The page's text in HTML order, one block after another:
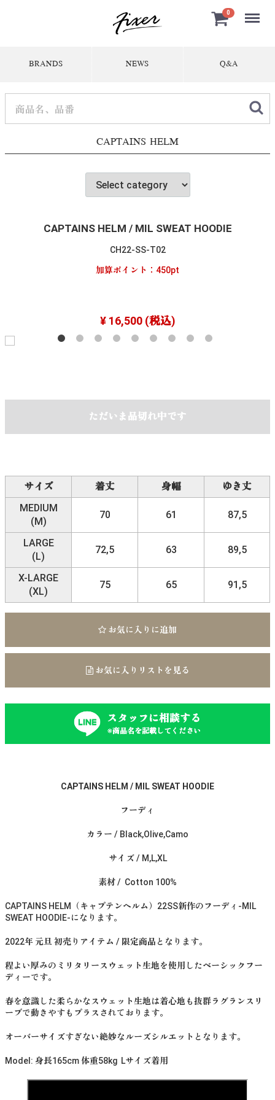
0 Menu
BRANDS NEWS Q&A
CAPTAINS HELM
CAPTAINS HELM / MIL SWEAT HOODIE
CH22-SS-T02
加算ポイント： 450pt
¥ 16,500(税込)
ただいま品切れ中です
サイズ 着丈 身幅
ゆき丈
MEDIUM
(M)
70 61 87,5
LARGE
(L)
72,5 63 89,5
X-LARGE
(XL)
75 65 91,5
お気に入りに追加
お気に入りリストを見る
スタッフに相談する
※商品名を記載してください
CAPTAINS HELM / MIL SWEAT HOODIE
フーディ
カラー / Black,Olive,Camo
サイズ / M,L,XL
素材 / Cotton 100%
CAPTAINS HELM（キャプテンヘルム）22SS新作のフーディ-MIL
SWEAT HOODIE-になります。
2022年 元旦 初売りアイテム / 限定商品となります。
程よい厚みのミリタリースウェット生地を使用したベーシックフー
ディーです。
春を意識した柔らかなスウェット生地は着心地も抜群ラグランスリ
ーブで動きやすもプラスされております。
オーバーサイズすぎない絶妙なルーズシルエットとなります。
Model: 身長165cm 体重58kg Lサイズ着用